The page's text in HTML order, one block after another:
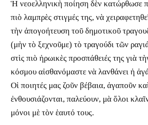
Ἡ νεοελληνικὴ ποίηση δὲν κατώρθωσε
πιὸ λαμπρὲς στιγμές της, νὰ
τὴν ἀπογοήτευση τοῦ δημοτικοῦ
(μὴν τὸ ξεχνοῦμε) τὸ τραγούδι τῶν
στὶς πιὸ ἡρωικὲς προσπάθειές της γιὰ
κόσμου αἰσθανόμαστε νὰ λανθάνει ἡ
Οἱ ποιητές μας ζοῦν βέβαια, ἀγαποῦν
ἐνθουσιάζονται, παλεύουν, μὰ ὅλοι
μόνοι μὲ τὸν ἑαυτό τους.